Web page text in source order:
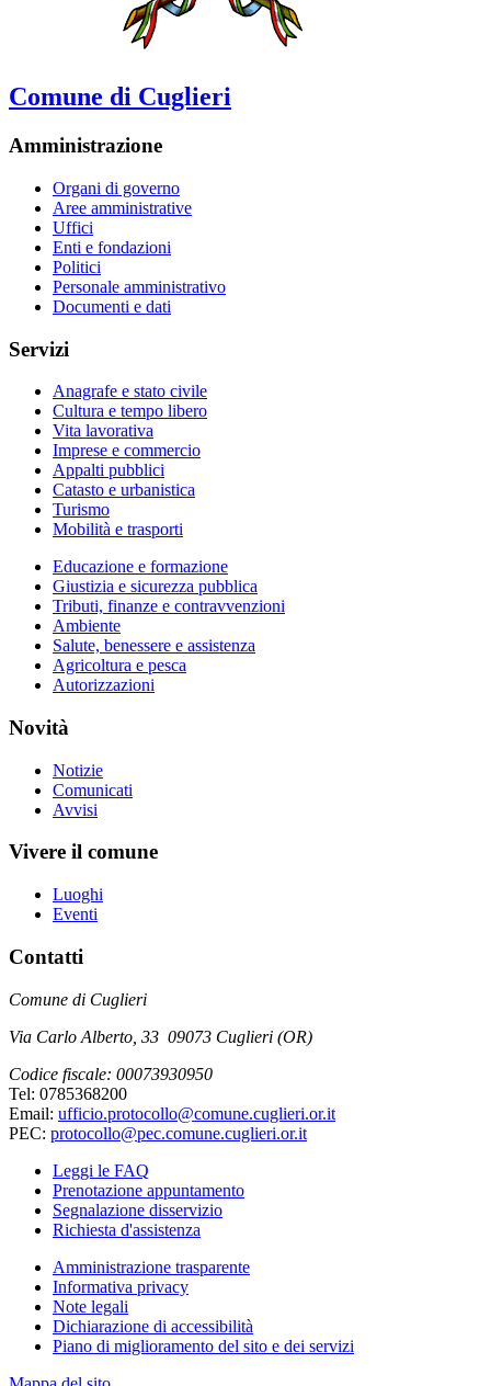
Comune di Cuglieri
Amministrazione
Organi di governo
Aree amministrative
Uffici
Enti e fondazioni
Politici
Personale amministrativo
Documenti e dati
Servizi
Anagrafe e stato civile
Cultura e tempo libero
Vita lavorativa
Imprese e commercio
Appalti pubblici
Catasto e urbanistica
Turismo
Mobilità e trasporti
Educazione e formazione
Giustizia e sicurezza pubblica
Tributi, finanze e contravvenzioni
Ambiente
Salute, benessere e assistenza
Agricoltura e pesca
Autorizzazioni
Novità
Notizie
Comunicati
Avvisi
Vivere il comune
Luoghi
Eventi
Contatti
Comune di Cuglieri
Via Carlo Alberto, 33 09073 Cuglieri (OR)
Codice fiscale: 00073930950
Tel: 0785368200
Email: ufficio.protocollo@comune.cuglieri.or.it
PEC: protocollo@pec.comune.cuglieri.or.it
Leggi le FAQ
Prenotazione appuntamento
Segnalazione disservizio
Richiesta d'assistenza
Amministrazione trasparente
Informativa privacy
Note legali
Dichiarazione di accessibilità
Piano di miglioramento del sito e dei servizi